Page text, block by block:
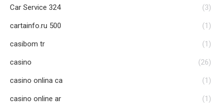
Car Service 324 (3)
cartainfo.ru 500 (1)
casibom tr (1)
casino (26)
casino onlina ca (1)
casino online ar (1)